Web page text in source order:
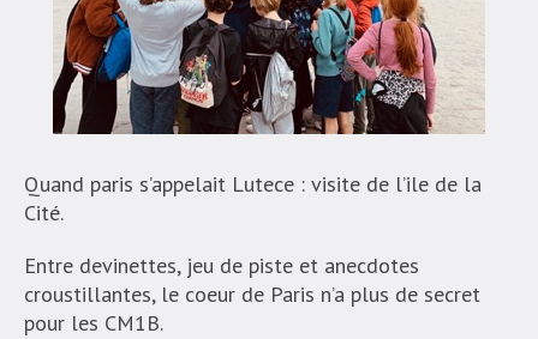
Quand paris s’appelait Lutece : visite de l’ile de la
Cité.
Entre devinettes, jeu de piste et anecdotes
croustillantes, le coeur de Paris n’a plus de secret
pour les CM1B.